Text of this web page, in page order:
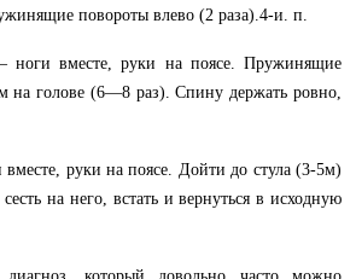
повороты влево (2 раза).4-и. п.
вместе, руки на поясе. Пружинящие
на голове (6—8 раз). Спину держать ровно,
руки на поясе. Дойти до стула (3-5м)
на него, встать и вернуться в исходную